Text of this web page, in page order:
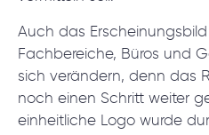
Auch das Erscheinungsbild
Fachbereiche, Büros und
sich verändern, denn das
noch einen Schritt weiter
einheitliche Logo wurde